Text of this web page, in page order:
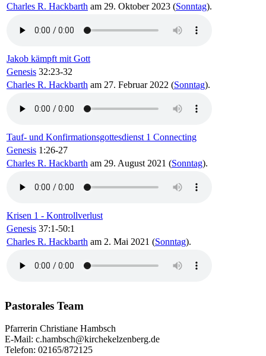
Charles R. Hackbarth am 29. Oktober 2023 (Sonntag).
Jakob kämpft mit Gott
Genesis 32:23-32
Charles R. Hackbarth am 27. Februar 2022 (Sonntag).
Tauf- und Konfirmationsgottesdienst 1 Connecting
Genesis 1:26-27
Charles R. Hackbarth am 29. August 2021 (Sonntag).
Krisen 1 - Kontrollverlust
Genesis 37:1-50:1
Charles R. Hackbarth am 2. Mai 2021 (Sonntag).
Pastorales Team
Pfarrerin Christiane Hambsch
E-Mail: c.hambsch@kirchekelzenberg.de
Telefon: 02165/872125